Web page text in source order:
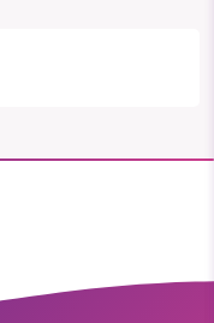
genom